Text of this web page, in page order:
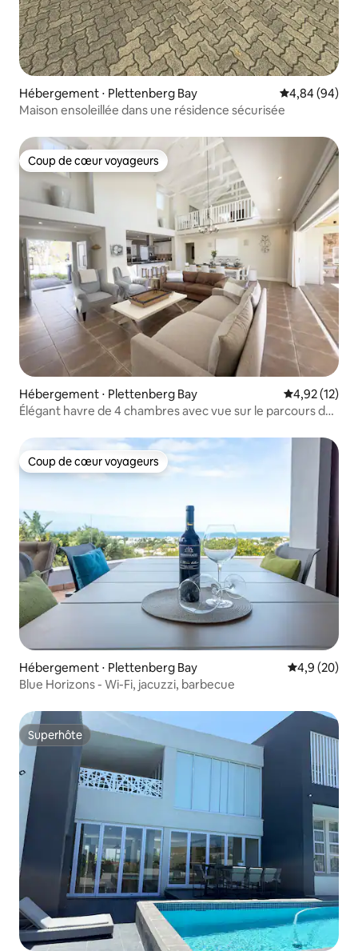
Hébergement ⋅ Plettenberg Bay Évaluation
4,84 (94)
Maison ensoleillée dans une résidence sécurisée
Coup de cœur voyageurs
Coup de cœur voyageurs
Hébergement ⋅ Plettenberg Bay Évaluation
4,92 (12)
Élégant havre de 4 chambres avec vue sur le parcours de
Coup de cœur voyageurs
Coup de cœur voyageurs
Hébergement ⋅ Plettenberg Bay Évaluation
4,9 (20)
Blue Horizons - Wi-Fi, jacuzzi, barbecue
Superhôte
Superhôte